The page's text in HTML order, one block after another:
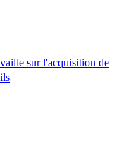
sur l'acquisition de